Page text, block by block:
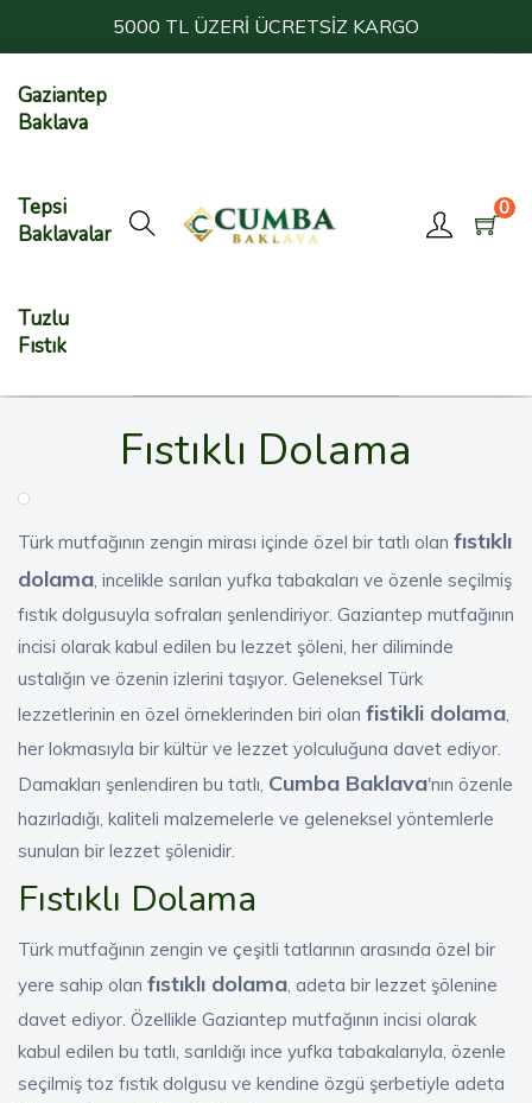
5000 TL ÜZERİ ÜCRETSİZ KARGO
Gaziantep
Baklava
Tepsi
Baklavalar
Tuzlu
Fıstık
0
Fıstıklı Dolama
Türk mutfağının zengin mirası içinde özel bir tatlı olan fıstıklı
dolama, incelikle sarılan yufka tabakaları ve özenle seçilmiş
fıstık dolgusuyla sofraları şenlendiriyor. Gaziantep mutfağının
incisi olarak kabul edilen bu lezzet şöleni, her diliminde
ustalığın ve özenin izlerini taşıyor. Geleneksel Türk
lezzetlerinin en özel örneklerinden biri olan fistikli dolama,
her lokmasıyla bir kültür ve lezzet yolculuğuna davet ediyor.
Damakları şenlendiren bu tatlı, Cumba Baklava'nın özenle
hazırladığı, kaliteli malzemelerle ve geleneksel yöntemlerle
sunulan bir lezzet şölenidir.
Fıstıklı Dolama
Türk mutfağının zengin ve çeşitli tatlarının arasında özel bir
yere sahip olan fıstıklı dolama, adeta bir lezzet şölenine
davet ediyor. Özellikle Gaziantep mutfağının incisi olarak
kabul edilen bu tatlı, sarıldığı ince yufka tabakalarıyla, özenle
seçilmiş toz fıstık dolgusu ve kendine özgü şerbetiyle adeta